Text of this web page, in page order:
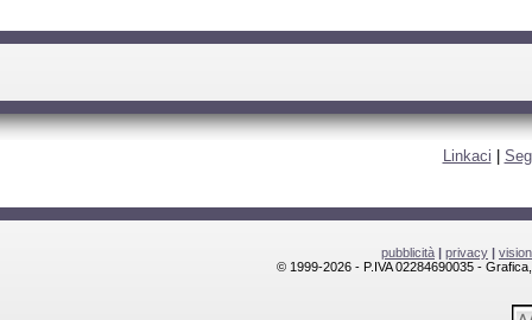
Linkaci
pubblicità | privacy |
© 1999-2026 - P.IVA 02284690035 -